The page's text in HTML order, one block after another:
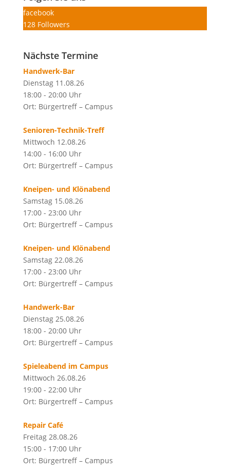
facebook
128 Followers
Nächste Termine
Handwerk-Bar
Dienstag 11.08.26
18:00 - 20:00 Uhr
Ort: Bürgertreff – Campus
Senioren-Technik-Treff
Mittwoch 12.08.26
14:00 - 16:00 Uhr
Ort: Bürgertreff – Campus
Kneipen- und Klönabend
Samstag 15.08.26
17:00 - 23:00 Uhr
Ort: Bürgertreff – Campus
Kneipen- und Klönabend
Samstag 22.08.26
17:00 - 23:00 Uhr
Ort: Bürgertreff – Campus
Handwerk-Bar
Dienstag 25.08.26
18:00 - 20:00 Uhr
Ort: Bürgertreff – Campus
Spieleabend im Campus
Mittwoch 26.08.26
19:00 - 22:00 Uhr
Ort: Bürgertreff – Campus
Repair Café
Freitag 28.08.26
15:00 - 17:00 Uhr
Ort: Bürgertreff – Campus